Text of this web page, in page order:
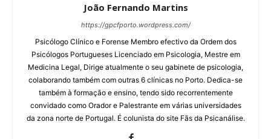
João Fernando Martins
https://gpcfporto.wordpress.com/
Psicólogo Clínico e Forense Membro efectivo da Ordem dos
Psicólogos Portugueses Licenciado em Psicologia, Mestre em
Medicina Legal, Dirige atualmente o seu gabinete de psicologia,
colaborando também com outras 6 clínicas no Porto. Dedica-se
também à formação e ensino, tendo sido recorrentemente
convidado como Orador e Palestrante em várias universidades
da zona norte de Portugal. É colunista do site Fãs da Psicanálise.